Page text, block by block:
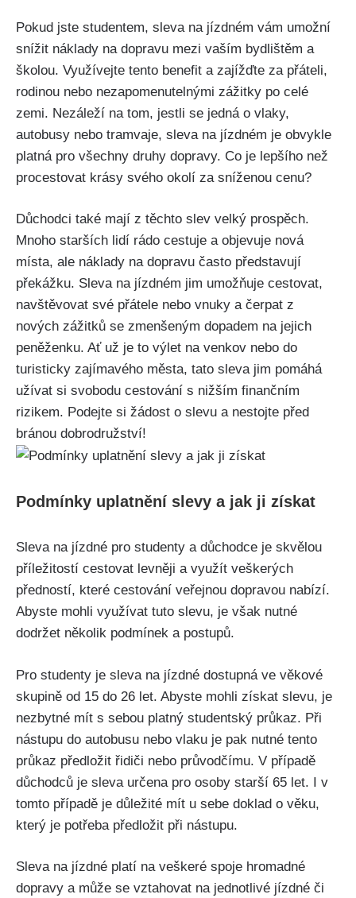
Pokud jste studentem, ⁤sleva na jízdném vám umožní
snížit ⁣náklady ⁤na dopravu mezi ⁤vaším bydlištěm a⁤
školou.​ Využívejte tento benefit​ a zajížďte⁢ za přáteli,
rodinou nebo nezapomenutelnými zážitky po celé
zemi.⁤ Nezáleží na tom, ‌jestli⁤ se ‌jedná o vlaky,
autobusy ‍nebo tramvaje, sleva na jízdném⁢ je obvykle
platná pro všechny⁣ druhy dopravy. Co je lepšího než
procestovat krásy svého okolí za‍ sníženou‌ cenu?
Důchodci také mají ‌z těchto slev velký prospěch.
Mnoho ⁤starších⁢ lidí rádo⁣ cestuje a⁣ objevuje nová
‌místa, ale náklady na‌ dopravu často ‌představují‌
překážku. Sleva na jízdném jim umožňuje cestovat,
navštěvovat své přátele nebo vnuky ‌a⁤ čerpat z⁢
nových zážitků⁣ se zmenšeným dopadem na jejich⁤
peněženku. ⁢Ať‍ už ⁣je ⁢to ​výlet na venkov⁤ nebo do
turisticky zajímavého ⁢města, tato​ sleva⁣ jim pomáhá‍
užívat si ⁢svobodu cestování ‍s nižším finančním
rizikem. Podejte⁤ si žádost o⁢ slevu a nestojte před
bránou dobrodružství!
Podmínky ⁤uplatnění slevy‌ a jak ji ⁣získat
Sleva na​ jízdné pro studenty ‍a důchodce je skvělou
příležitostí cestovat ‍levněji‍ a využít⁤ veškerých
předností, které​ cestování​ veřejnou dopravou ‌nabízí.
Abyste mohli využívat tuto ⁤slevu, je však nutné
⁣dodržet několik podmínek‌ a postupů.
Pro ⁣studenty je sleva ‍na jízdné‌ dostupná⁣ ve věkové
⁢skupině od 15 do 26 let. Abyste mohli získat ​slevu, je ​
nezbytné mít s ⁤sebou platný studentský⁤ průkaz. ⁣Při
nástupu do autobusu‍ nebo vlaku je pak nutné ​tento
průkaz předložit ⁢řidiči nebo ​průvodčímu. V⁢ případě
důchodců⁢ je sleva určena pro⁢ osoby starší 65 let. ‌I v
tomto případě je ​důležité mít u sebe ‍doklad o věku,
který​ je potřeba předložit⁣ při nástupu.
Sleva na jízdné‍ platí na veškeré spoje hromadné
dopravy ⁤a ‌může‍ se vztahovat na jednotlivé jízdné či